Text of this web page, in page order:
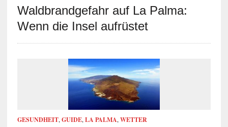
Waldbrandgefahr auf La Palma:
Wenn die Insel aufrüstet
GESUNDHEIT, GUIDE, LA PALMA, WETTER